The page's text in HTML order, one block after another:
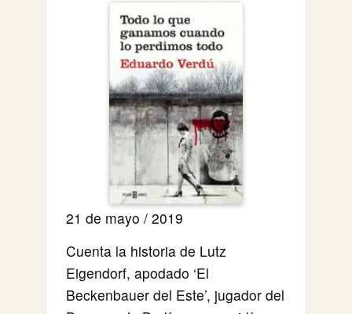
21 de mayo / 2019
Cuenta la historia de Lutz
Eigendorf, apodado ‘El
Beckenbauer del Este’, jugador del